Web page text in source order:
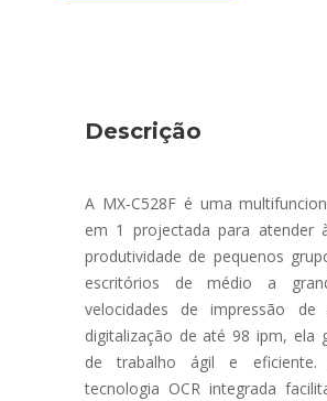
Descrição
A MX-C528F é uma
em 1 projectada para atender
produtividade de pequenos
escritórios de médio a
velocidades de impressão
digitalização de até 98 ipm, ela
de trabalho ágil e
tecnologia OCR integrada